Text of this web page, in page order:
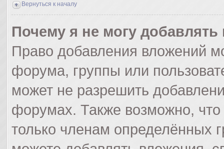
Вернуться к началу
Почему я не могу
Право добавления вложений
форума, группы или
может не разрешить
форумах. Также возможно,
только членам определённых